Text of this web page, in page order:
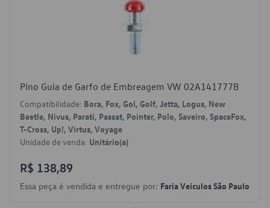
Pino Guia de Garfo de Embreagem VW 02A141777B
Compatibilidade: Bora, Fox, Gol, Golf, Jetta, Logus, New
Beetle, Nivus, Parati, Passat, Pointer, Polo, Saveiro, SpaceFox,
T-Cross, Up!, Virtus, Voyage
Unidade de venda: Unitário(a)
R$ 138,89
Essa peça é vendida e entregue por: Faria Veículos São Paulo